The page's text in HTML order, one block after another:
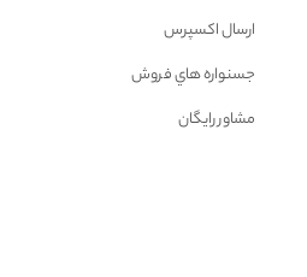
ارسال اکسپرس
جسنواره هاي فروش
مشاور رايگان